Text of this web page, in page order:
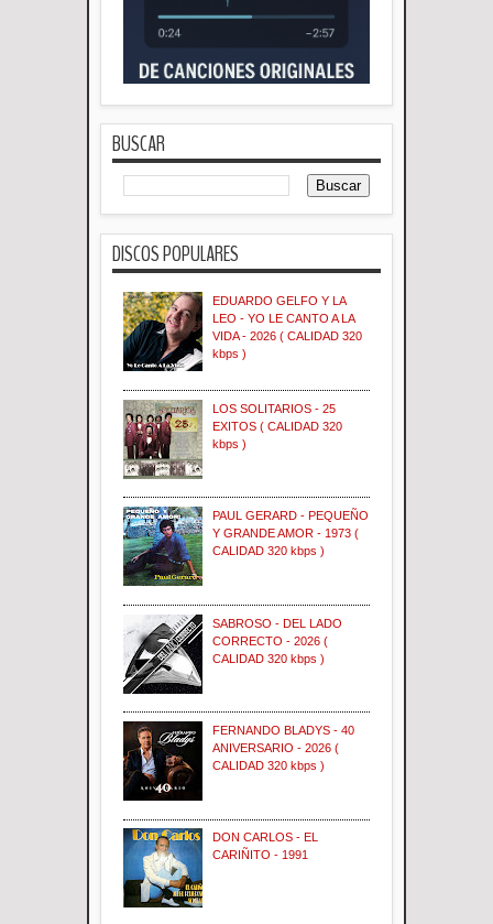
BUSCAR
DISCOS POPULARES
EDUARDO GELFO Y LA
LEO - YO LE CANTO A LA
VIDA - 2026 ( CALIDAD 320
kbps )
LOS SOLITARIOS - 25
EXITOS ( CALIDAD 320
kbps )
PAUL GERARD - PEQUEÑO
Y GRANDE AMOR - 1973 (
CALIDAD 320 kbps )
SABROSO - DEL LADO
CORRECTO - 2026 (
CALIDAD 320 kbps )
FERNANDO BLADYS - 40
ANIVERSARIO - 2026 (
CALIDAD 320 kbps )
DON CARLOS - EL
CARIÑITO - 1991